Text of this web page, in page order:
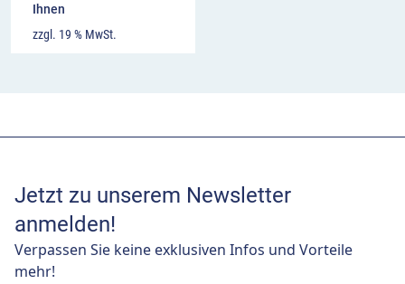
Ihnen
zzgl. 19 % MwSt.
Jetzt zu unserem Newsletter
anmelden!
Verpassen Sie keine exklusiven Infos und Vorteile
mehr!